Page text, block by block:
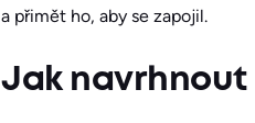
a přimět ho, aby se zapojil.
Jak navrhnout